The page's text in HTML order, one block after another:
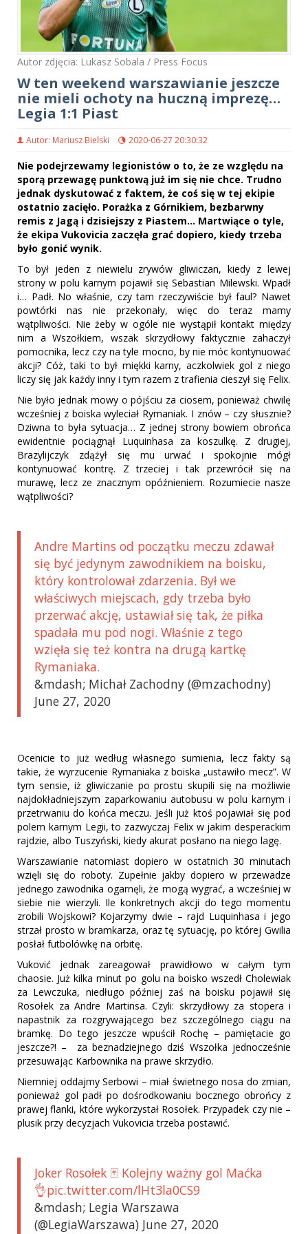
Autor zdjęcia: Lukasz Sobala / Press Focus
W ten weekend warszawianie jeszcze
nie mieli ochoty na huczną imprezę…
Legia 1:1 Piast
Autor: Mariusz Bielski 2020-06-27 20:30:32
Nie podejrzewamy legionistów o to, że ze względu na
sporą przewagę punktową już im się nie chce. Trudno
jednak dyskutować z faktem, że coś się w tej ekipie
ostatnio zacięło. Porażka z Górnikiem, bezbarwny
remis z Jagą i dzisiejszy z Piastem… Martwiące o tyle,
że ekipa Vukovicia zaczęła grać dopiero, kiedy trzeba
było gonić wynik.
To był jeden z niewielu zrywów gliwiczan, kiedy z lewej
strony w polu karnym pojawił się Sebastian Milewski. Wpadł
i… Padł. No właśnie, czy tam rzeczywiście był faul? Nawet
powtórki nas nie przekonały, więc do teraz mamy
wątpliwości. Nie żeby w ogóle nie wystąpił kontakt między
nim a Wszołkiem, wszak skrzydłowy faktycznie zahaczył
pomocnika, lecz czy na tyle mocno, by nie móc kontynuować
akcji? Cóż, taki to był miękki karny, aczkolwiek gol z niego
liczy się jak każdy inny i tym razem z trafienia cieszył się Felix.
Nie było jednak mowy o pójściu za ciosem, ponieważ chwilę
wcześniej z boiska wyleciał Rymaniak. I znów – czy słusznie?
Dziwna to była sytuacja… Z jednej strony bowiem obrońca
ewidentnie pociągnął Luquinhasa za koszulkę. Z drugiej,
Brazylijczyk zdążył się mu urwać i spokojnie mógł
kontynuować kontrę. Z trzeciej i tak przewrócił się na
murawę, lecz ze znacznym opóźnieniem. Rozumiecie nasze
wątpliwości?
Andre Martins od początku meczu zdawał
się być jedynym zawodnikiem na boisku,
który kontrolował zdarzenia. Był we
właściwych miejscach, gdy trzeba było
przerwać akcję, ustawiał się tak, że piłka
spadała mu pod nogi. Właśnie z tego
wzięła się też kontra na drugą kartkę
Rymaniaka.
&mdash; Michał Zachodny (@mzachodny)
June 27, 2020
Ocenicie to już według własnego sumienia, lecz fakty są
takie, że wyrzucenie Rymaniaka z boiska „ustawiło mecz”. W
tym sensie, iż gliwiczanie po prostu skupili się na możliwie
najdokładniejszym zaparkowaniu autobusu w polu karnym i
przetrwaniu do końca meczu. Jeśli już ktoś pojawiał się pod
polem karnym Legii, to zazwyczaj Felix w jakim desperackim
rajdzie, albo Tuszyński, kiedy akurat posłano na niego lagę.
Warszawianie natomiast dopiero w ostatnich 30 minutach
wzięli się do roboty. Zupełnie jakby dopiero w przewadze
jednego zawodnika ogarnęli, że mogą wygrać, a wcześniej w
siebie nie wierzyli. Ile konkretnych akcji do tego momentu
zrobili Wojskowi? Kojarzymy dwie – rajd Luquinhasa i jego
strzał prosto w bramkarza, oraz tę sytuację, po której Gwilia
posłał futbolówkę na orbitę.
Vuković jednak zareagował prawidłowo w całym tym
chaosie. Już kilka minut po golu na boisko wszedł Cholewiak
za Lewczuka, niedługo później zaś na boisku pojawił się
Rosołek za Andre Martinsa. Czyli: skrzydłowy za stopera i
napastnik za rozgrywającego bez szczególnego ciągu na
bramkę. Do tego jeszcze wpuścił Rochę – pamiętacie go
jeszcze?! – za beznadziejnego dziś Wszołka jednocześnie
przesuwając Karbownika na prawe skrzydło.
Niemniej oddajmy Serbowi – miał świetnego nosa do zmian,
ponieważ gol padł po dośrodkowaniu bocznego obrońcy z
prawej flanki, które wykorzystał Rosołek. Przypadek czy nie –
plusik przy decyzjach Vukovicia trzeba postawić.
Joker Rosołek 🃏 Kolejny ważny gol Maćka
👌pic.twitter.com/lHt3la0CS9
&mdash; Legia Warszawa
(@LegiaWarszawa) June 27, 2020